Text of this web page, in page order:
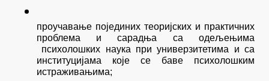
проучавање појединих теоријских и практичних
проблема и сарадња са одељењима
психолошких наука при универзитетима и са
институцијама које се баве психолошким
истраживањима;